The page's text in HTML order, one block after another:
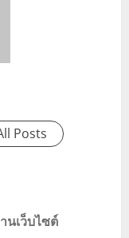
Posts
นเว็บไซต์